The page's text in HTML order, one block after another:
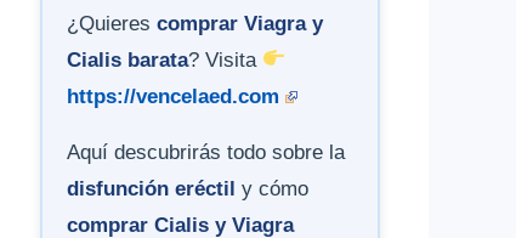
¿Quieres comprar Viagra y
Cialis barata? Visita
https://vencelaed.com
Aquí descubrirás todo sobre la
disfunción eréctil y cómo
comprar Cialis y Viagra